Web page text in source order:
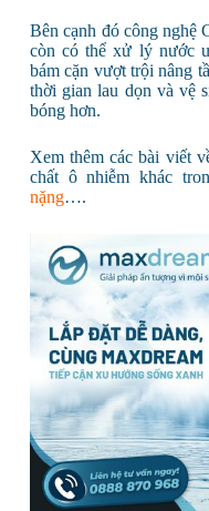
Bên cạnh đó công nghệ
còn có thể xử lý nước
bám cặn vượt trội nâng
thời gian lau dọn và vệ
bóng hơn.
Xem thêm các bài viết
chất ô nhiễm khác
nặng….